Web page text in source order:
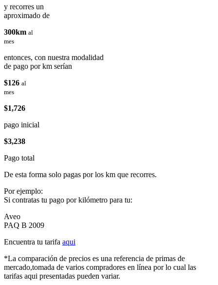
y recorres un
aproximado de
300km al
mes
entonces, con nuestra modalidad
de pago por km serían
$126 al
mes
$1,726
pago inicial
$3,238
Pago total
De esta forma solo pagas por los km que recorres.
Por ejemplo:
Si contratas tu pago por kilómetro para tu:
Aveo
PAQ B 2009
Encuentra tu tarifa aqui
*La comparación de precios es una referencia de primas de
mercado,tomada de varios compradores en línea por lo cual las
tarifas aqui presentadas pueden variar.